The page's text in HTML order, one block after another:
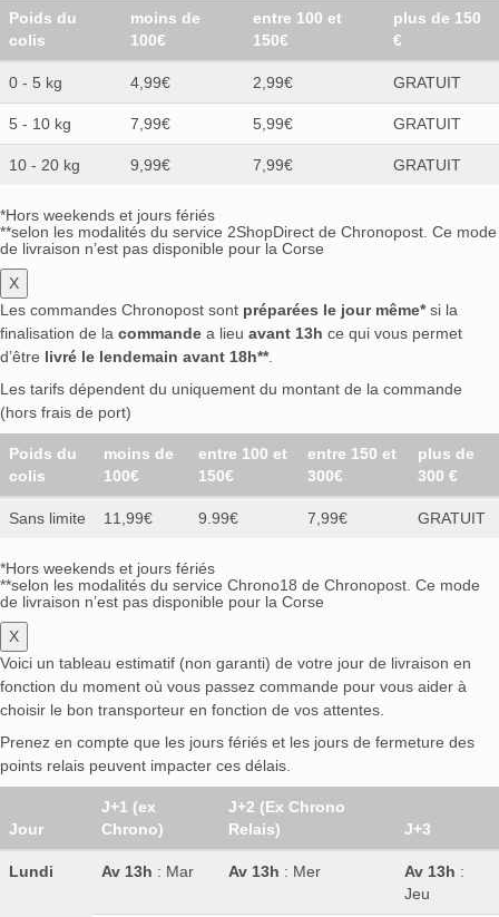
Poids du
colis
moins de
100€
entre 100 et
150€
plus de 150
€
0 - 5 kg 4,99€ 2,99€ GRATUIT
5 - 10 kg 7,99€ 5,99€ GRATUIT
10 - 20 kg 9,99€ 7,99€ GRATUIT
*Hors weekends et jours fériés
**selon les modalités du service 2ShopDirect de Chronopost. Ce mode
de livraison n’est pas disponible pour la Corse
X
Les commandes Chronopost sont préparées le jour même*si la
finalisation de la commande a lieu avant 13h ce qui vous permet
d’être livré le lendemain avant 18h**.
Les tarifs dépendent du uniquement du montant de la commande
(hors frais de port)
Poids du
colis
moins de
100€
entre 100 et
150€
entre 150 et
300€
plus de
300 €
Sans limite 11,99€ 9.99€ 7,99€ GRATUIT
*Hors weekends et jours fériés
**selon les modalités du service Chrono18 de Chronopost. Ce mode
de livraison n’est pas disponible pour la Corse
X
Voici un tableau estimatif (non garanti) de votre jour de livraison en
fonction du moment où vous passez commande pour vous aider à
choisir le bon transporteur en fonction de vos attentes.
Prenez en compte que les jours fériés et les jours de fermeture des
points relais peuvent impacter ces délais.
Jour
J+1 (ex
Chrono)
J+2 (Ex Chrono
Relais)
J+3
Lundi Av 13h : Mar Av 13h : Mer Av 13h :
Jeu